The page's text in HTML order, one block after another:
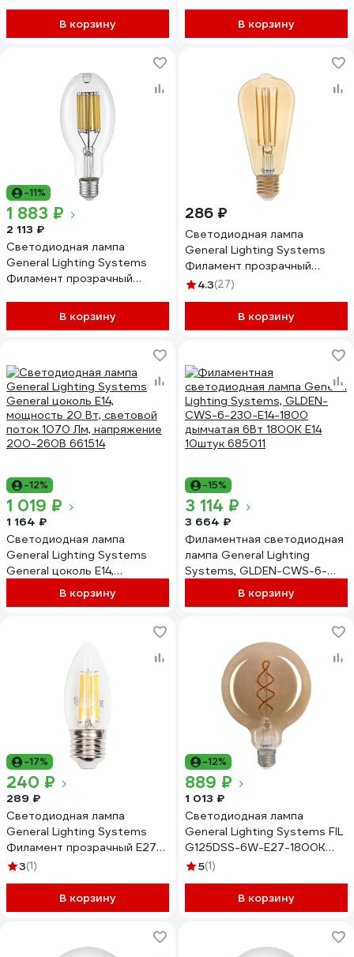
GLDEN-CWS-7-230-E14-
2700 647100
В корзину
Шар GLDEN-G125S-10-230-
E27-270 655310
В корзину
-11%
1 883 ₽
2 113 ₽
Светодиодная лампа
General Lighting Systems
Филамент прозрачный
3600Лм 2700К Теплый
белый GLDEN-ED75-35-230-
В корзину
286 ₽
Светодиодная лампа
General Lighting Systems
Филамент прозрачный
золотой E27 8Вт 750Лм
Труба GLDEN-ST64S-8-230-
E27-2700 655301
4.3(27)
В корзину
-12%
1 019 ₽
1 164 ₽
Светодиодная лампа
General Lighting Systems
General цоколь Е14,
мощность 20 Вт, световой
поток 1070 Лм, напряжение
В корзину
-15%
3 114 ₽
3 664 ₽
Филаментная светодиодная
лампа General Lighting
Systems, GLDEN-CWS-6-
230-E14-1800 дымчатая 6Вт
1800К Е14 10штук 685011
В корзину
-17%
240 ₽
289 ₽
Светодиодная лампа
General Lighting Systems
Филамент прозрачный E27
20Вт 230В 1300Лм 2700К
GLDEN-CS-20-230-E27-
2700 661509
3(1)
В корзину
-12%
889 ₽
1 013 ₽
Светодиодная лампа
General Lighting Systems FIL
G125DSS-6W-E27-1800K
684600
5(1)
В корзину